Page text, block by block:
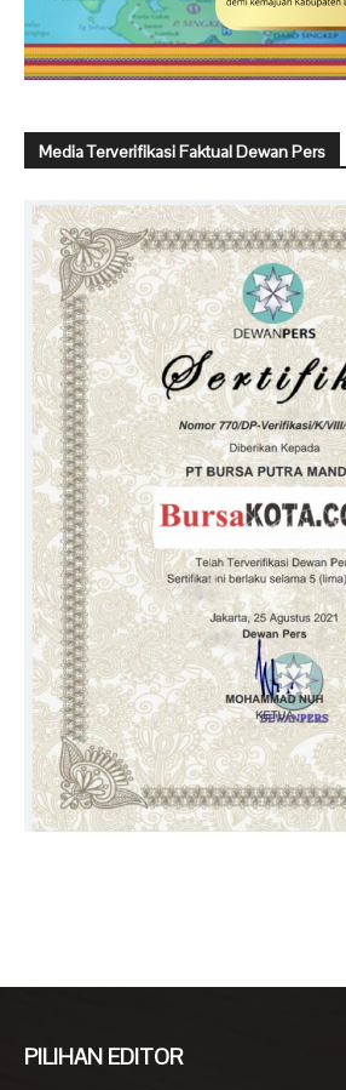
Media Terverifikasi Faktual Dewan Pers
PILIHAN EDITOR